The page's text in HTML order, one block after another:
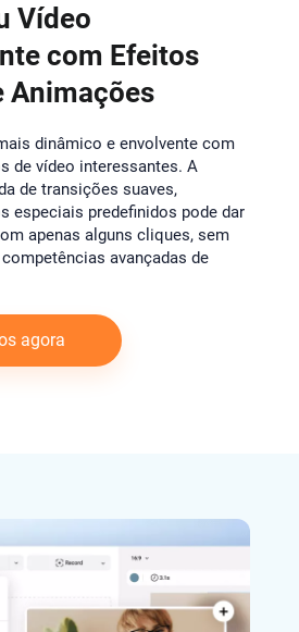
Vídeo
com Efeitos
Animações
dinâmico e envolvente com
de vídeo interessantes. A
de transições suaves,
especiais predefinidos pode dar
apenas alguns cliques, sem
avançadas de
agora